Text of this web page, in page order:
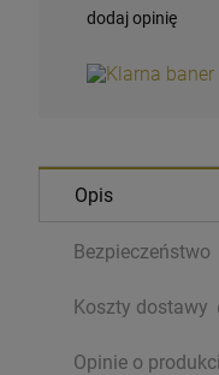
dodaj opinię
Opis
Bezpieczeństwo
Koszty dostawy
Opinie o